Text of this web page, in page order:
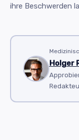
ihre Beschwerden
Holger